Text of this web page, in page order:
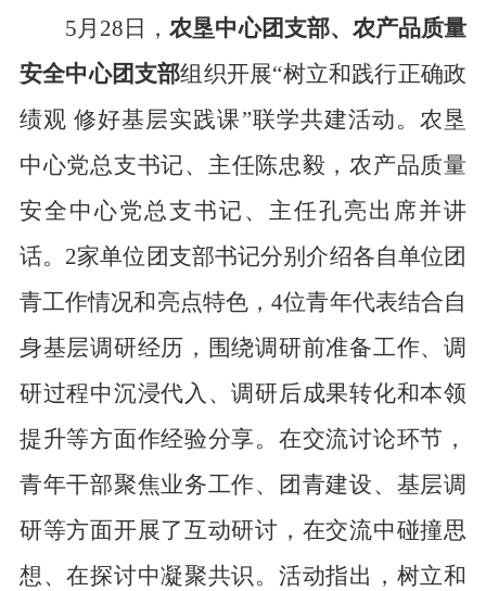
5月 28 日，农垦中心团支部、农产品质量
安全中心团支部组织开展“树立和践行正确政
绩观 修好基层实践课”联学共建活动。农垦
中心党总支书记、 主任陈忠毅，农产品质量
安全中心党总支书记、主任孔亮出席并讲
话。 2家单位 团支部书记分别介绍各自单位团
青工作情况和亮点特色 ，4位青年代表结合自
身基层调研经历，围绕调研前准备工作、调
研过程中沉浸代入、调研后成果转化和本领
提升等方面作经验分享。 在交流讨论环节 ，
青年干部聚焦业务工作、团青建设、基层调
研等方面开展了互动研讨，在交流中碰撞思
想、在探讨中凝聚共识。 活动指出， 树立和